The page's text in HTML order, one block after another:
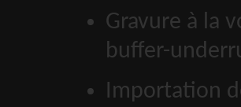
Gravure à la
buffer-
Importation